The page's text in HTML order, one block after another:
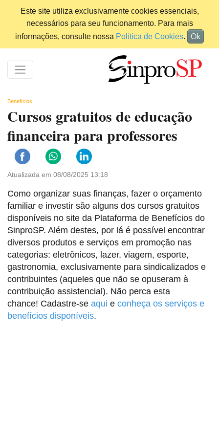
Este site utiliza exclusivamente cookies essenciais,
necessários para seu funcionamento. Para mais
informações, consulte nossa Política de Cookies. Ok
Benefícios
Cursos gratuitos de educação
financeira para professores
Atualizada em 08/08/2025 13:18
Como organizar suas finanças, fazer o orçamento
familiar e investir são alguns dos cursos gratuitos
disponíveis no site da Plataforma de Benefícios do
SinproSP. Além destes, por lá é possível encontrar
diversos produtos e serviços em promoção nas
categorias: eletrônicos, lazer, viagem, esporte,
gastronomia, exclusivamente para sindicalizados e
contribuintes (aqueles que não se opuseram à
contribuição assistencial). Não perca esta
chance! Cadastre-se aqui e conheça os serviços e
benefícios disponíveis.